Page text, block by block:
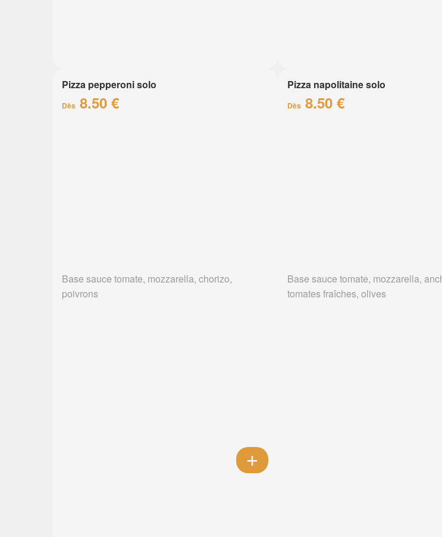
Pizza pepperoni solo
Dès 8.50 €
Base sauce tomate, mozzarella, chorizo,
poivrons
Pizza napolitaine solo
Dès 8.50 €
Base sauce tomate, mozzarella,
tomates fraîches, olives